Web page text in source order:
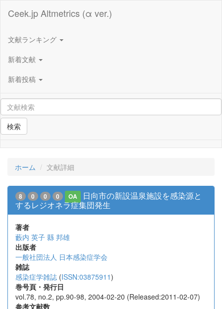
Ceek.jp Altmetrics (α ver.)
文献ランキング
新着文献
新着投稿
検索
ホーム 文献詳細
8 0 0 0 OA
日向市の新設温泉施設を感染源と
するレジオネラ症集団発生
著者
藪内 英子 縣 邦雄
出版者
一般社団法人 日本感染症学会
雑誌
感染症学雑誌 (ISSN:03875911)
巻号頁・発行日
vol.78, no.2, pp.90-98, 2004-02-20 (Released:2011-02-07)
参考文献数